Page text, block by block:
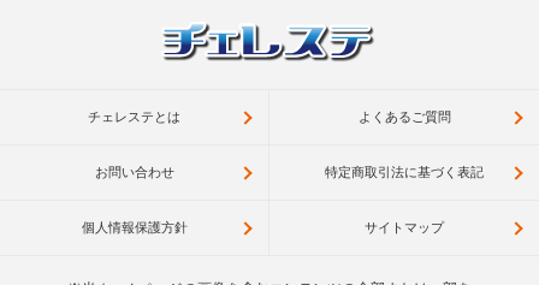
チェレステとは よくあるご質問
お問い合わせ 特定商取引法に基づく表記
個人情報保護方針 サイトマップ